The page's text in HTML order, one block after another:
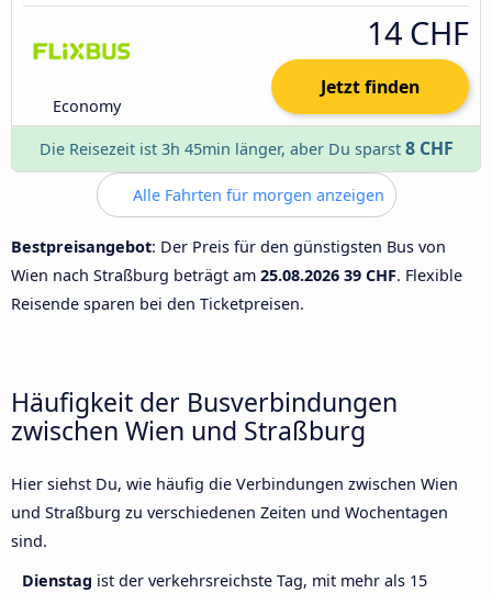
Economy
14 CHF
Jetzt finden
Die Reisezeit ist 3h 45min länger, aber Du sparst 8 CHF
Alle Fahrten für morgen anzeigen
Bestpreisangebot: Der Preis für den günstigsten Bus von
Wien nach Straßburg beträgt am 25.08.2026 39 CHF. Flexible
Reisende sparen bei den Ticketpreisen.
Häufigkeit der Busverbindungen
zwischen Wien und Straßburg
Hier siehst Du, wie häufig die Verbindungen zwischen Wien
und Straßburg zu verschiedenen Zeiten und Wochentagen
sind.
Dienstag ist der verkehrsreichste Tag, mit mehr als 15